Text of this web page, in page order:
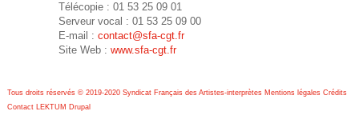
Télécopie : 01 53 25 09 01
Serveur vocal : 01 53 25 09 00
E-mail :contact@sfa-cgt.fr
Site Web :www.sfa-cgt.fr
Tous droits réservés © 2019-2020 Syndicat Français des Artistes-interprètes Mentions légales Crédits
Contact
LEKTUM Drupal